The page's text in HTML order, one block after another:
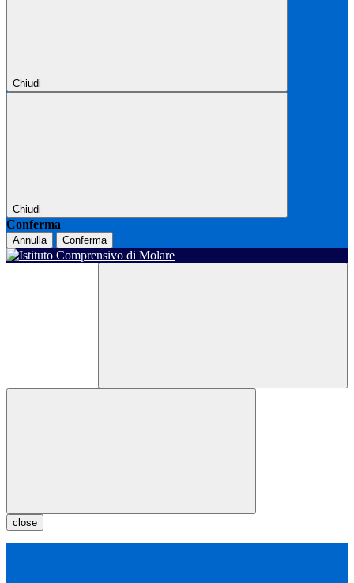
Chiudi
Chiudi
Conferma
Annulla Conferma
close